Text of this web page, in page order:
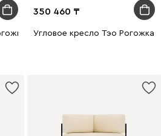
Графитовый/Бежевый
350 460
Угловое кресло Тэо Рогожка